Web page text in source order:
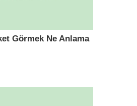
Görmek Ne Anlama